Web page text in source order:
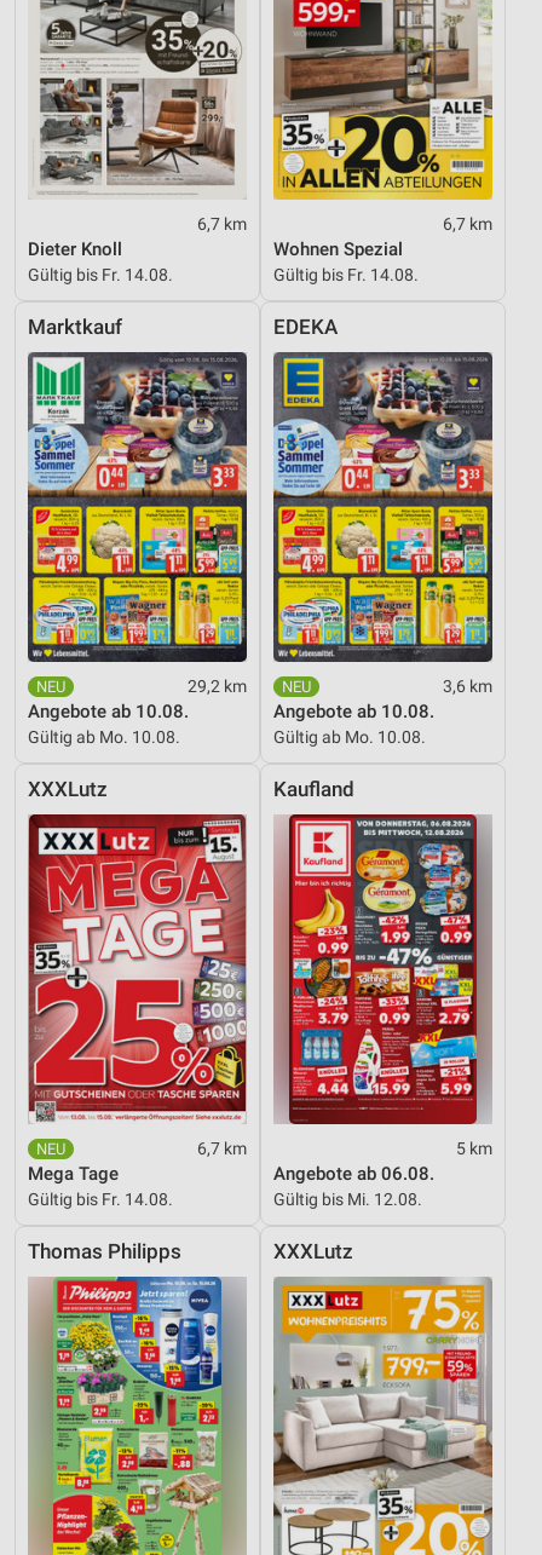
6,7 km
Dieter Knoll
Gültig bis Fr. 14.08.
6,7 km
Wohnen Spezial
Gültig bis Fr. 14.08.
Marktkauf
29,2 km
Angebote ab 10.08.
Gültig ab Mo. 10.08.
EDEKA
3,6 km
Angebote ab 10.08.
Gültig ab Mo. 10.08.
XXXLutz
6,7 km
Mega Tage
Gültig bis Fr. 14.08.
Kaufland
5 km
Angebote ab 06.08.
Gültig bis Mi. 12.08.
Thomas Philipps XXXLutz